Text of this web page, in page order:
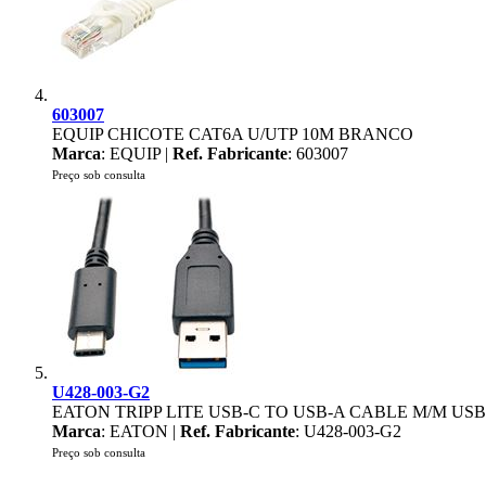
603007
EQUIP CHICOTE CAT6A U/UTP 10M BRANCO
Marca: EQUIP | Ref. Fabricante: 603007
Preço sob consulta
U428-003-G2
EATON TRIPP LITE USB-C TO USB-A CABLE M/M
Marca: EATON | Ref. Fabricante: U428-003-G2
Preço sob consulta